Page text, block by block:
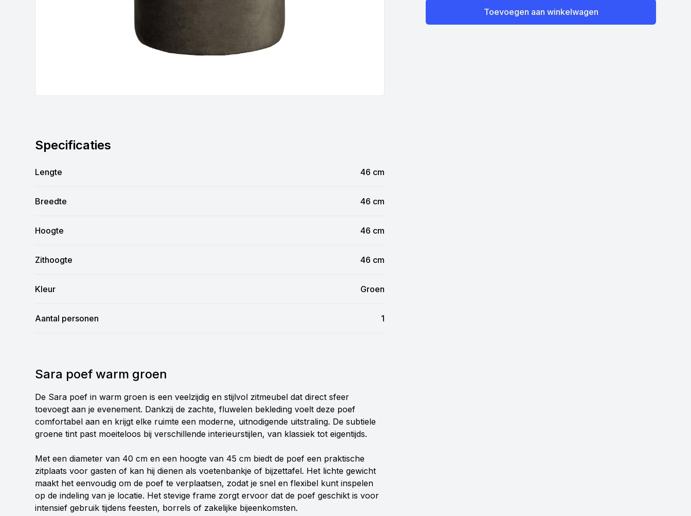
Toevoegen aan winkelwagen
Specificaties
Lengte 46 cm
Breedte 46 cm
Hoogte 46 cm
Zithoogte 46 cm
Kleur Groen
Aantal personen 1
Sara poef warm groen
De Sara poef in warm groen is een veelzijdig en stijlvol zitmeubel dat direct sfeer
toevoegt aan je evenement. Dankzij de zachte, fluwelen bekleding voelt deze poef
comfortabel aan en krijgt elke ruimte een moderne, uitnodigende uitstraling. De subtiele
groene tint past moeiteloos bij verschillende interieurstijlen, van klassiek tot eigentijds.
Met een diameter van 40 cm en een hoogte van 45 cm biedt de poef een praktische
zitplaats voor gasten of kan hij dienen als voetenbankje of bijzettafel. Het lichte gewicht
maakt het eenvoudig om de poef te verplaatsen, zodat je snel en flexibel kunt inspelen
op de indeling van je locatie. Het stevige frame zorgt ervoor dat de poef geschikt is voor
intensief gebruik tijdens feesten, borrels of zakelijke bijeenkomsten.